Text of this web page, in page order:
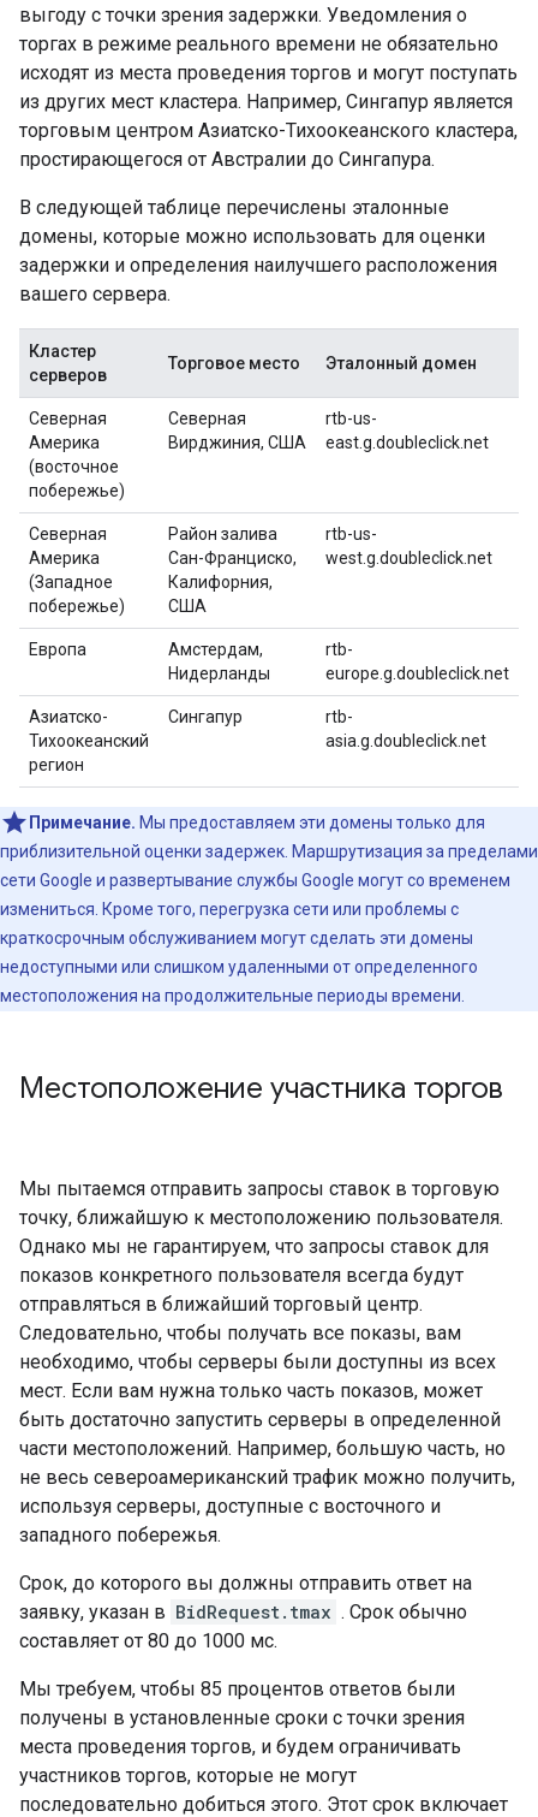
выгоду с точки зрения задержки. Уведомления о
торгах в режиме реального времени не обязательно
исходят из места проведения торгов и могут поступать
из других мест кластера. Например, Сингапур является
торговым центром Азиатско-Тихоокеанского кластера,
простирающегося от Австралии до Сингапура.
В следующей таблице перечислены эталонные
домены, которые можно использовать для оценки
задержки и определения наилучшего расположения
вашего сервера.
Кластер
серверов
Торговое место Эталонный домен
Северная
Америка
(восточное
побережье)
Северная
Вирджиния, США
rtb-us-
east.g.doubleclick.net
Северная
Америка
(Западное
побережье)
Район залива
Сан-Франциско,
Калифорния,
США
rtb-us-
west.g.doubleclick.net
Европа
Амстердам,
Нидерланды
rtb-
europe.g.doubleclick.net
Азиатско-
Тихоокеанский
регион
Сингапур
rtb-
asia.g.doubleclick.net
Примечание. Мы предоставляем эти домены только для
приблизительной оценки задержек. Маршрутизация за пределами
сети Google и развертывание службы Google могут со временем
измениться. Кроме того, перегрузка сети или проблемы с
краткосрочным обслуживанием могут сделать эти домены
недоступными или слишком удаленными от определенного
местоположения на продолжительные периоды времени.
Местоположение участника торгов
Мы пытаемся отправить запросы ставок в торговую
точку, ближайшую к местоположению пользователя.
Однако мы не гарантируем, что запросы ставок для
показов конкретного пользователя всегда будут
отправляться в ближайший торговый центр.
Следовательно, чтобы получать все показы, вам
необходимо, чтобы серверы были доступны из всех
мест. Если вам нужна только часть показов, может
быть достаточно запустить серверы в определенной
части местоположений. Например, большую часть, но
не весь североамериканский трафик можно получить,
используя серверы, доступные с восточного и
западного побережья.
Срок, до которого вы должны отправить ответ на
заявку, указан в BidRequest.tmax . Срок обычно
составляет от 80 до 1000 мс.
Мы требуем, чтобы 85 процентов ответов были
получены в установленные сроки с точки зрения
места проведения торгов, и будем ограничивать
участников торгов, которые не могут
последовательно добиться этого. Этот срок включает